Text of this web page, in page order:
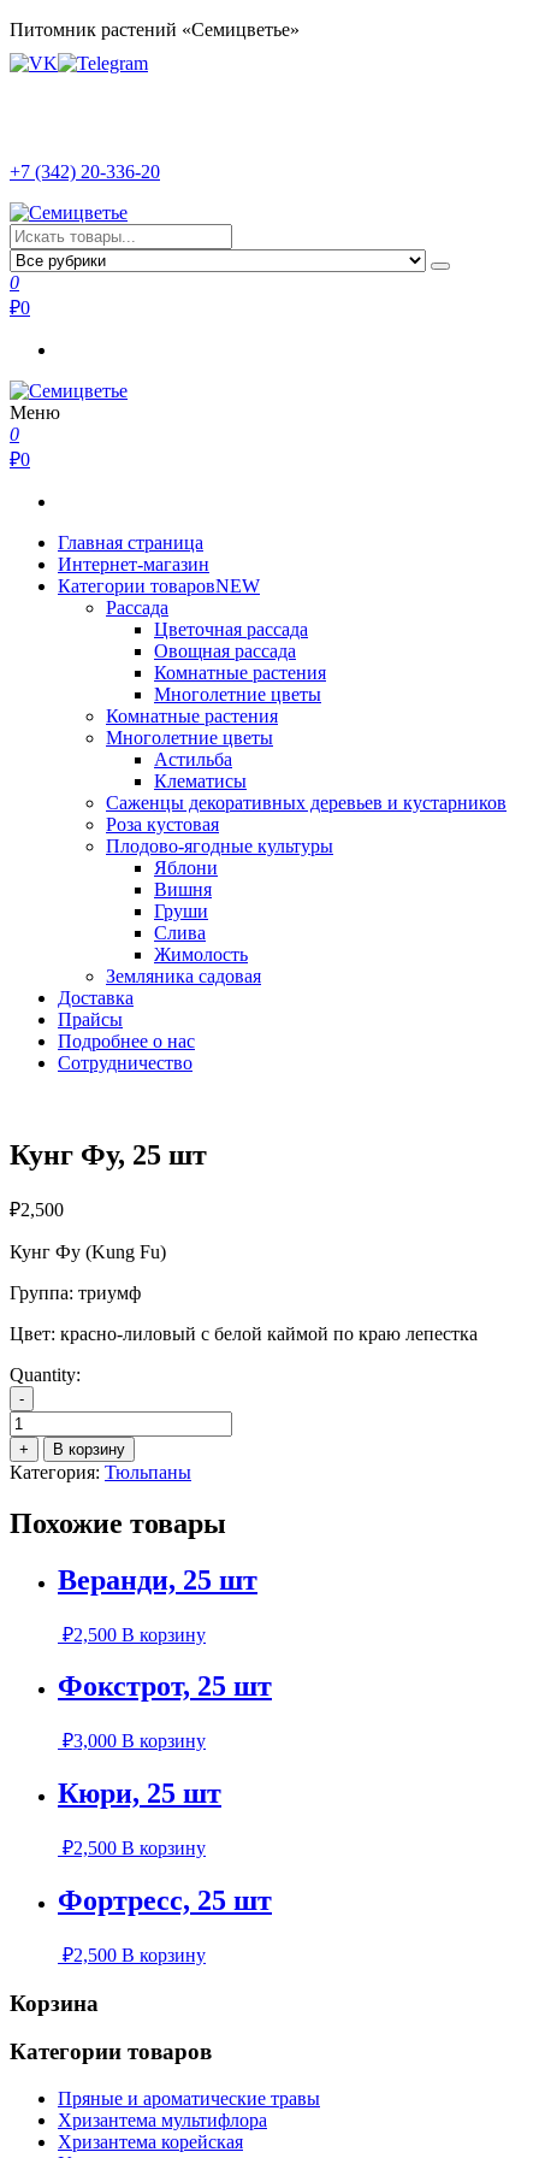
Перейти
к
содержимому
Питомник растений «Семицветье»
+7 (342) 20-336-20
Семицветье
Рассада в Перми | Тепличное хозяйство
0
₽0
Семицветье
Рассада в Перми | Тепличное хозяйство
Меню
0
₽0
Главная страница
Интернет-магазин
Категории товаровNEW
Рассада
Цветочная рассада
Овощная рассада
Комнатные растения
Многолетние цветы
Комнатные растения
Многолетние цветы
Астильба
Клематисы
Саженцы декоративных деревьев и кустарников
Роза кустовая
Плодово-ягодные культуры
Яблони
Вишня
Груши
Слива
Жимолость
Земляника садовая
Доставка
Прайсы
Подробнее о нас
Сотрудничество
Кунг Фу, 25 шт
₽2,500
Кунг Фу (Kung Fu)
Группа: триумф
Цвет: красно-лиловый с белой каймой по краю лепестка
Quantity:
-
Количество
товара
Кунг
Фу,
шт
+ В корзину
Категория: Тюльпаны
Похожие товары
Веранди, 25 шт
₽2,500 В корзину
Фокстрот, 25 шт
₽3,000 В корзину
Кюри, 25 шт
₽2,500 В корзину
Фортресс, 25 шт
₽2,500 В корзину
Корзина
Категории товаров
Пряные и ароматические травы
Хризантема мультифлора
Хризантема корейская